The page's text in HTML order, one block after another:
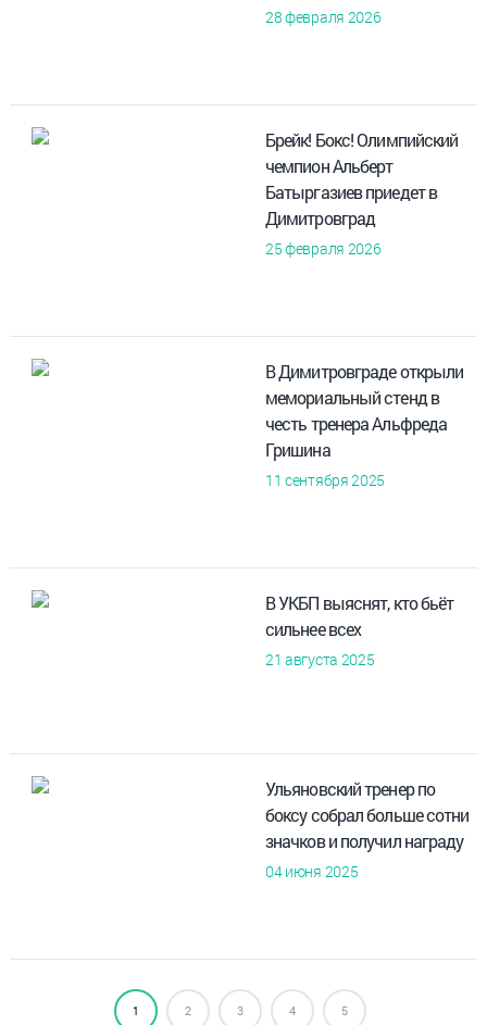
28 февраля 2026
Брейк! Бокс! Олимпийский
чемпион Альберт
Батыргазиев приедет в
Димитровград
25 февраля 2026
В Димитровграде открыли
мемориальный стенд в
честь тренера Альфреда
Гришина
11 сентября 2025
В УКБП выяснят, кто бьёт
сильнее всех
21 августа 2025
Ульяновский тренер по
боксу собрал больше сотни
значков и получил награду
04 июня 2025
1 2 3 4 5